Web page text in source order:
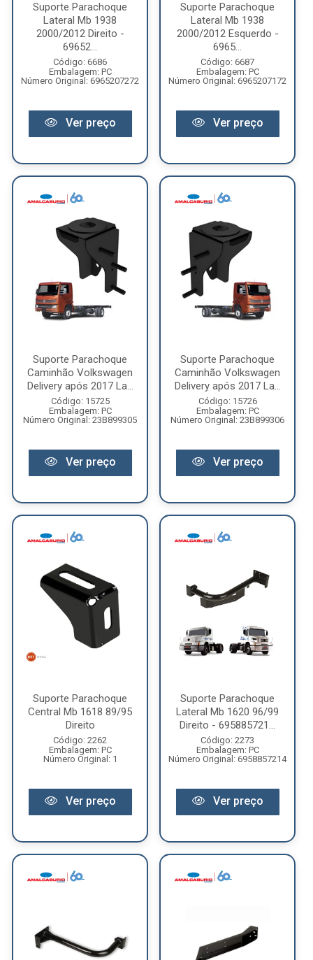
Suporte Parachoque
Lateral Mb 1938
2000/2012 Direito -
69652...
Código: 6686
Embalagem: PC
Número Original: 6965207272
Ver preço
Suporte Parachoque
Lateral Mb 1938
2000/2012 Esquerdo -
6965...
Código: 6687
Embalagem: PC
Número Original: 6965207172
Ver preço
Suporte Parachoque
Caminhão Volkswagen
Delivery após 2017 La...
Código: 15725
Embalagem: PC
Número Original: 23B899305
Ver preço
Suporte Parachoque
Caminhão Volkswagen
Delivery após 2017 La...
Código: 15726
Embalagem: PC
Número Original: 23B899306
Ver preço
Suporte Parachoque
Central Mb 1618 89/95
Direito
Código: 2262
Embalagem: PC
Número Original: 1
Ver preço
Suporte Parachoque
Lateral Mb 1620 96/99
Direito - 695885721...
Código: 2273
Embalagem: PC
Número Original: 6958857214
Ver preço